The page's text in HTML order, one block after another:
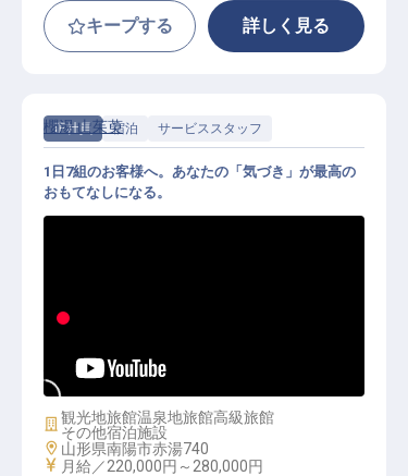
キープする 詳しく見る
正社員 宿泊 サービススタッフ
休105日／月給22万〜／未経験可
櫻湯 山茱萸
1日7組のお客様へ。あなたの「気づき」が最高の
おもてなしになる。
施設業態
観光地旅館温泉地旅館高級旅館
その他宿泊施設
勤務地
山形県南陽市赤湯740
給与
月給／220,000円～ 280,000円